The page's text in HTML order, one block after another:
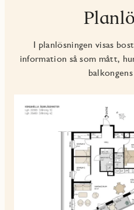
I planlösningen visas
information så som mått,